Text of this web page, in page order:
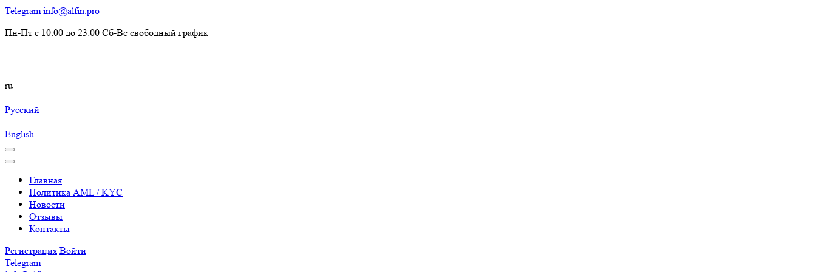
Telegram info@alfin.pro
Пн-Пт с 10:00 до 23:00 Сб-Вс свободный график
ru
Русский
English
Главная
Политика AML / KYC
Новости
Отзывы
Контакты
Регистрация Войти
Telegram